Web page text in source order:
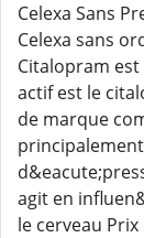
Celexa Sans
Celexa sans
Citalopram
actif est le
de marque
agit en
le cerveau